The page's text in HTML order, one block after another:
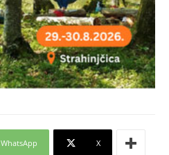
WhatsApp X